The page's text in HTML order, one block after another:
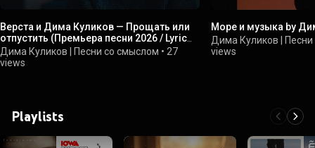
Верста и Дима Куликов — Прощать или
отпустить (Премьера песни 2026 / Lyric
Video)
Дима Куликов | Песни со смыслом • 27
views
Море и музыка by
Дима Куликов |
views
Playlists